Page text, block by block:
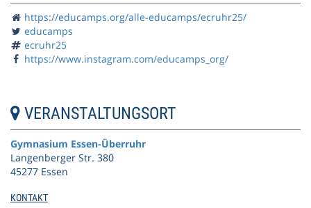
https://educamps.org/alle-educamps/ecruhr25/
educamps
ecruhr25
https://www.instagram.com/educamps_org/
VERANSTALTUNGSORT
Gymnasium Essen-Überruhr
Langenberger Str. 380
45277 Essen
KONTAKT